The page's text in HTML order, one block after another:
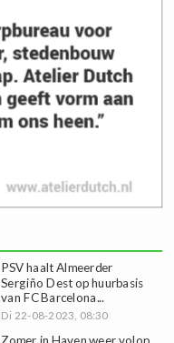
PSV haalt Almeerder
Sergiño Dest op huurbasis
van FC Barcelona...
Di 22-08-2023, 08:30
Zomer in Haven weer volop